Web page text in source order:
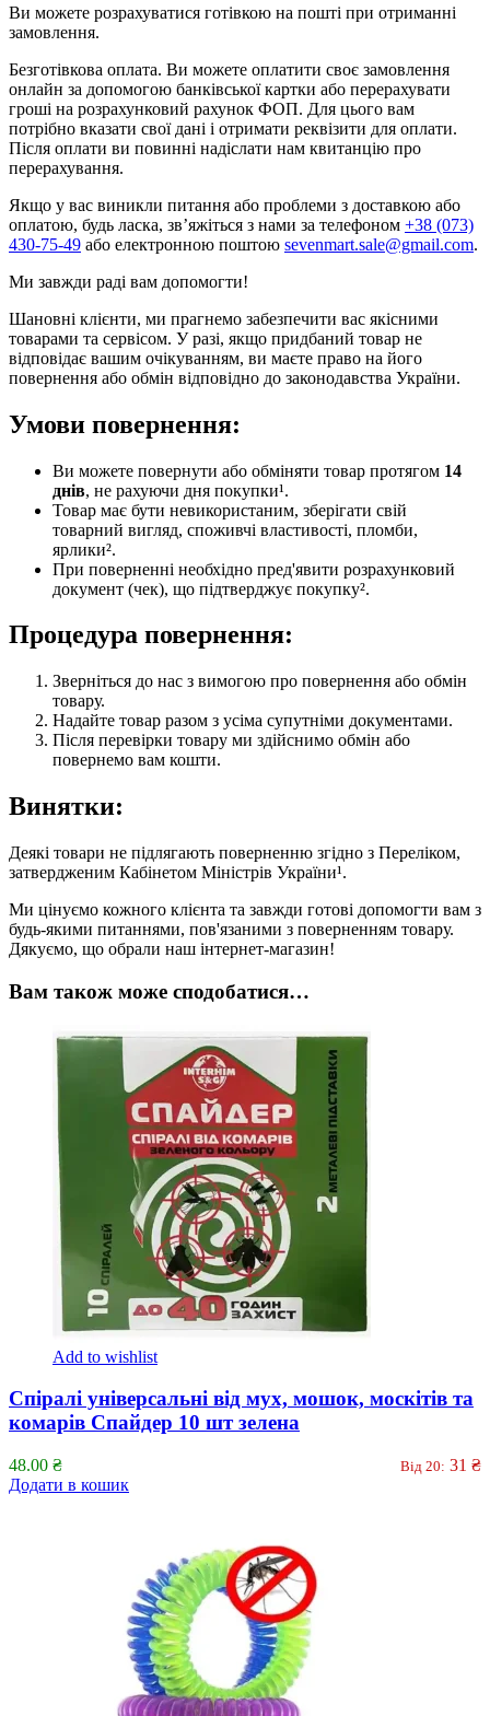
Ви можете розрахуватися готівкою на пошті при отриманні
замовлення.
Безготівкова оплата. Ви можете оплатити своє замовлення
онлайн за допомогою банківської картки або перерахувати
гроші на розрахунковий рахунок ФОП. Для цього вам
потрібно вказати свої дані і отримати реквізити для оплати.
Після оплати ви повинні надіслати нам квитанцію про
перерахування.
Якщо у вас виникли питання або проблеми з доставкою або
оплатою, будь ласка, зв’яжіться з нами за телефоном +38 (073)
430-75-49 або електронною поштою sevenmart.sale@gmail.com.
Ми завжди раді вам допомогти!
Шановні клієнти, ми прагнемо забезпечити вас якісними
товарами та сервісом. У разі, якщо придбаний товар не
відповідає вашим очікуванням, ви маєте право на його
повернення або обмін відповідно до законодавства України.
Умови повернення:
Ви можете повернути або обміняти товар протягом 14
днів, не рахуючи дня покупки¹.
Товар має бути невикористаним, зберігати свій
товарний вигляд, споживчі властивості, пломби,
ярлики².
При поверненні необхідно пред'явити розрахунковий
документ (чек), що підтверджує покупку².
Процедура повернення:
Зверніться до нас з вимогою про повернення або обмін
товару.
Надайте товар разом з усіма супутніми документами.
Після перевірки товару ми здійснимо обмін або
повернемо вам кошти.
Винятки:
Деякі товари не підлягають поверненню згідно з Переліком,
затвердженим Кабінетом Міністрів України¹.
Ми цінуємо кожного клієнта та завжди готові допомогти вам з
будь-якими питаннями, пов'язаними з поверненням товару.
Дякуємо, що обрали наш інтернет-магазин!
Вам також може сподобатися…
Add to wishlist
Спіралі універсальні від мух, мошок, москітів та
комарів Спайдер 10 шт зелена
48.00 ₴ Від 20: 31 ₴
Додати в кошик